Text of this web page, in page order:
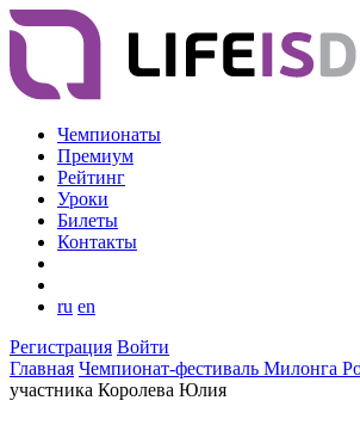
Чемпионаты
Премиум
Рейтинг
Уроки
Билеты
Контакты
ru en
Регистрация Войти
Главная Чемпионат-фестиваль Милонга
участника Королева Юлия